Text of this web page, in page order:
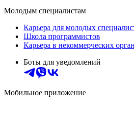
Молодым специалистам
Карьера для молодых
Школа программистов
Карьера в некоммерческих
Боты для уведомлений
Мобильное приложение